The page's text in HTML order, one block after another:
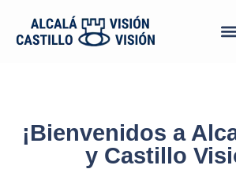
¡Bienvenidos a
y Castillo